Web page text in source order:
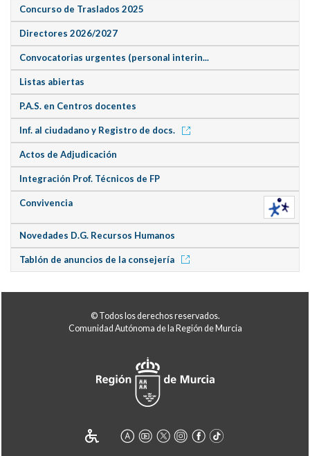
Concurso de Traslados 2025
Directores 2026/2027
Convocatorias urgentes (personal interin...
Listas abiertas
P.A.S. en Centros docentes
Inf. al ciudadano y Registro de docs.
Actos de Adjudicación
Integración Prof. Técnicos de FP
Convivencia
Novedades D.G. Recursos Humanos
Tablón de anuncios de la consejería
© Todos los derechos reservados.
Comunidad Autónoma de la Región de Murcia